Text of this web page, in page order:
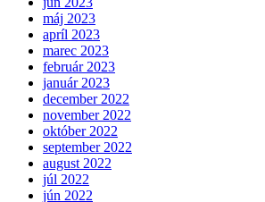
máj 2023
apríl 2023
marec 2023
február 2023
január 2023
december 2022
november 2022
október 2022
september 2022
august 2022
júl 2022
jún 2022